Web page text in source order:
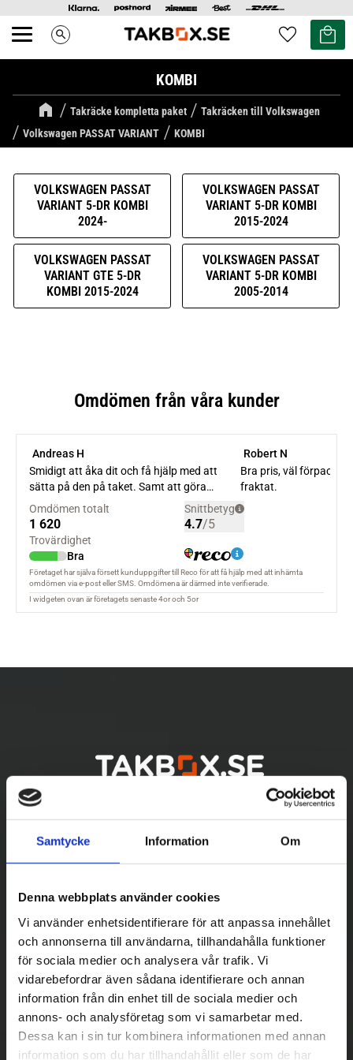
Samtycke Information Om
Denna webbplats använder cookies
Vi använder enhetsidentifierare för att anpassa innehållet
och annonserna till användarna, tillhandahålla funktioner
för sociala medier och analysera vår trafik. Vi
vidarebefordrar även sådana identifierare och annan
information från din enhet till de sociala medier och
annons- och analysföretag som vi samarbetar med.
Dessa kan i sin tur kombinera informationen med annan
information som du har tillhandahållit eller som de har
Meny search Favoriter
Kundvagn
KOMBI
Takräcke kompletta paket
Takräcken till Volkswagen
Volkswagen PASSAT VARIANT
KOMBI
VOLKSWAGEN PASSAT
VARIANT 5-DR KOMBI
2024-
VOLKSWAGEN PASSAT
VARIANT 5-DR KOMBI
2015-2024
VOLKSWAGEN PASSAT
VARIANT GTE 5-DR
KOMBI 2015-2024
VOLKSWAGEN PASSAT
VARIANT 5-DR KOMBI
2005-2014
Betala säkert
||
Välj ||